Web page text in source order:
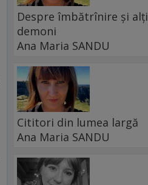
Despre îmbătrînire și alți
demoni
Ana Maria SANDU
Cititori din lumea largă
Ana Maria SANDU